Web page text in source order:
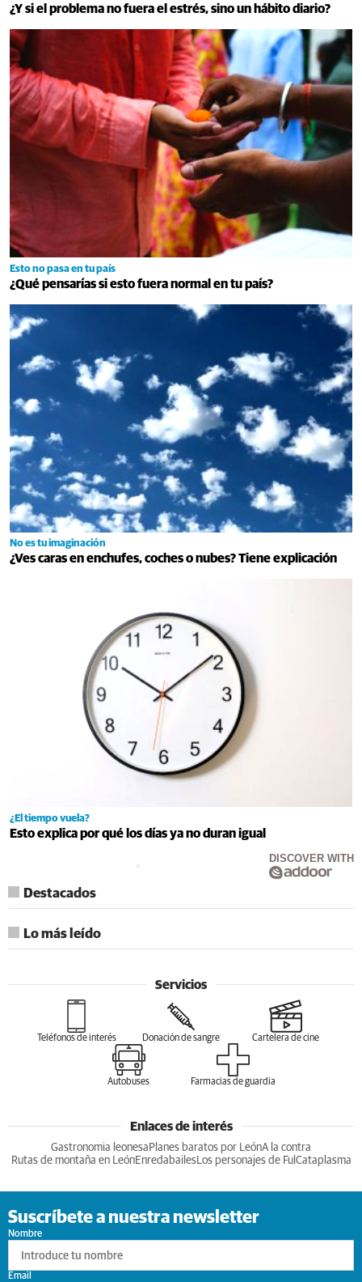
¿Y si el problema no fuera el estrés, sino un hábito diario?
Esto no pasa en tu país
¿Qué pensarías si esto fuera normal en tu país?
No es tu imaginación
¿Ves caras en enchufes, coches o nubes? Tiene explicación
¿El tiempo vuela?
Esto explica por qué los días ya no duran igual
DISCOVER WITH
Destacados
Lo más leído
Servicios
Teléfonos de interés Donación de sangre Cartelera de cine
Autobuses Farmacias de guardia
Enlaces de interés
Gastronomia leonesa Planes baratos por LeónA la contra
Rutas de montaña en LeónEnredabailesLos personajes de Ful Cataplasma
Suscríbete a nuestra newsletter
Nombre
Email